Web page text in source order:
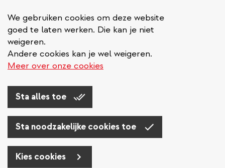
We gebruiken cookies om deze website
goed te laten werken. Die kan je niet
weigeren.
Andere cookies kan je wel weigeren.
Meer over onze cookies
Sta alles toe
Sta noodzakelijke cookies toe
Kies cookies